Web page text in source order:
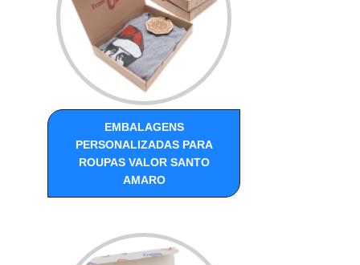
EMBALAGENS
PERSONALIZADAS PARA
ROUPAS VALOR SANTO
AMARO